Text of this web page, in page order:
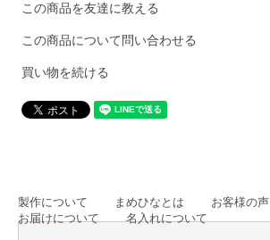
この商品を友達に教える
この商品について問い合わせる
買い物を続ける
製作について まめひなとは
お客様の声
お届けについて
名入れについて